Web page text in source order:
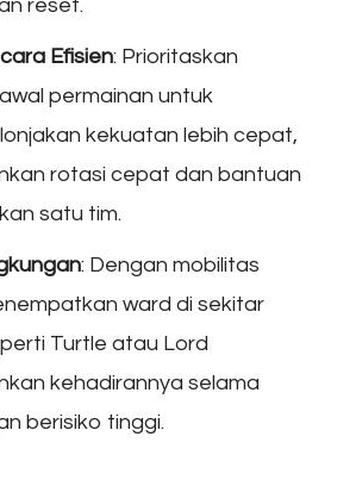
reset.
Efisien: Prioritaskan
permainan untuk
kekuatan lebih cepat,
rotasi cepat dan bantuan
satu tim.
: Dengan mobilitas
ward di sekitar
Turtle atau Lord
kehadirannya selama
berisiko tinggi.